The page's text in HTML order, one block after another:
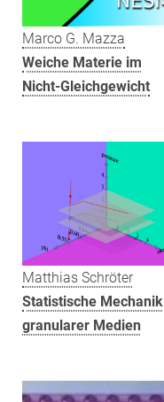
Marco G. Mazza
Weiche Materie im
Nicht-Gleichgewicht
Matthias Schröter
Statistische Mechanik
granularer Medien